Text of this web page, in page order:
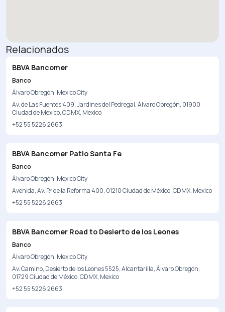
Relacionados
BBVA Bancomer
Banco
Álvaro Obregón, Mexico City
Av. de Las Fuentes 409, Jardines del Pedregal, Álvaro Obregón, 01900
Ciudad de México, CDMX, Mexico
+52 55 5226 2663
BBVA Bancomer Patio Santa Fe
Banco
Álvaro Obregón, Mexico City
Avenida, Av. P.º de la Reforma 400, 01210 Ciudad de México, CDMX, Mexico
+52 55 5226 2663
BBVA Bancomer Road to Desierto de los Leones
Banco
Álvaro Obregón, Mexico City
Av. Camino, Desierto de los Leones 5525, Alcantarilla, Álvaro Obregón,
01729 Ciudad de México, CDMX, Mexico
+52 55 5226 2663